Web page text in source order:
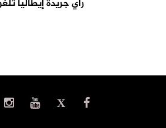
رأي جريدة إيطاليا